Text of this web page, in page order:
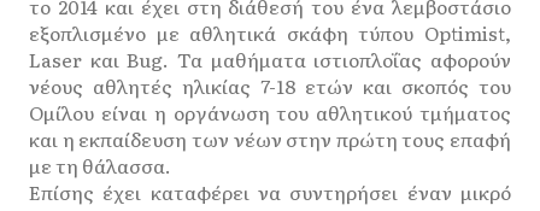
το 2014 και έχει στη διάθεσή του ένα λεμβοστάσιο
εξοπλισμένο με αθλητικά σκάφη τύπου Optimist,
Laser και Bug. Τα μαθήματα ιστιοπλοΐας αφορούν
νέους αθλητές ηλικίας 7-18 ετών και σκοπός του
Ομίλου είναι η οργάνωση του αθλητικού τμήματος
και η εκπαίδευση των νέων στην πρώτη τους επαφή
με τη θάλασσα.
Επίσης έχει καταφέρει να συντηρήσει έναν μικρό